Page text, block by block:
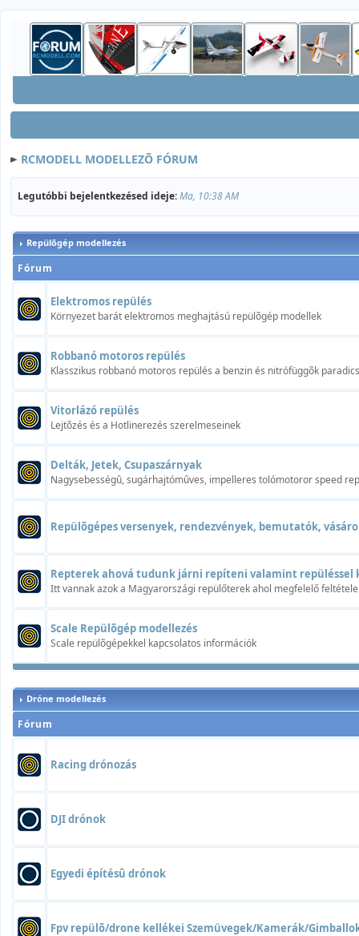
RCMODELL MODELLEZÕ FÓRUM
Legutóbbi bejelentkezésed ideje:Ma, 10:38 AM
Repülõgép modellezés
Fórum
Elektromos repülés
Környezet barát elektromos meghajtású repülõgép modellek
Robbanó motoros repülés
Klasszikus robbanó motoros repülés a benzin és nitrófüggõk
Vitorlázó repülés
Lejtõzés és a Hotlinerezés szerelmeseinek
Delták, Jetek, Csupaszárnyak
Nagysebességû, sugárhajtómûves, impelleres tolómotoror speed
Repülõgépes versenyek, rendezvények, bemutatók,
Repterek ahová tudunk járni repíteni valamint repüléssel
Itt vannak azok a Magyarországi repülőterek ahol megfelelő
Scale Repülõgép modellezés
Scale repülõgépekkel kapcsolatos információk
Dróne modellezés
Fórum
Racing drónozás
DJI drónok
Egyedi építésû drónok
Fpv repülõ/drone kellékei Szemüvegek/Kamerák/